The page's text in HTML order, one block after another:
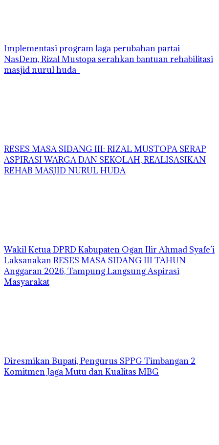
Implementasi program laga perubahan partai
NasDem, Rizal Mustopa serahkan bantuan rehabilitasi
RESES MASA SIDANG III: RIZAL MUSTOPA SERAP
ASPIRASI WARGA DAN SEKOLAH, REALISASIKAN
REHAB MASJID NURUL HUDA
Wakil Ketua DPRD Kabupaten Ogan Ilir Ahmad Syafe’i
Laksanakan RESES MASA SIDANG III TAHUN
Anggaran 2026, Tampung Langsung Aspirasi
Masyarakat
Diresmikan Bupati, Pengurus SPPG Timbangan 2
Komitmen Jaga Mutu dan Kualitas MBG